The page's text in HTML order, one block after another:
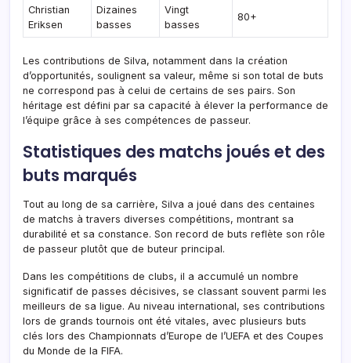
Christian
Eriksen
Dizaines
basses
Vingt
basses
80+
Les contributions de Silva, notamment dans la création
d’opportunités, soulignent sa valeur, même si son total de buts
ne correspond pas à celui de certains de ses pairs. Son
héritage est défini par sa capacité à élever la performance de
l’équipe grâce à ses compétences de passeur.
Statistiques des matchs joués et des
buts marqués
Tout au long de sa carrière, Silva a joué dans des centaines
de matchs à travers diverses compétitions, montrant sa
durabilité et sa constance. Son record de buts reflète son rôle
de passeur plutôt que de buteur principal.
Dans les compétitions de clubs, il a accumulé un nombre
significatif de passes décisives, se classant souvent parmi les
meilleurs de sa ligue. Au niveau international, ses contributions
lors de grands tournois ont été vitales, avec plusieurs buts
clés lors des Championnats d’Europe de l’UEFA et des Coupes
du Monde de la FIFA.